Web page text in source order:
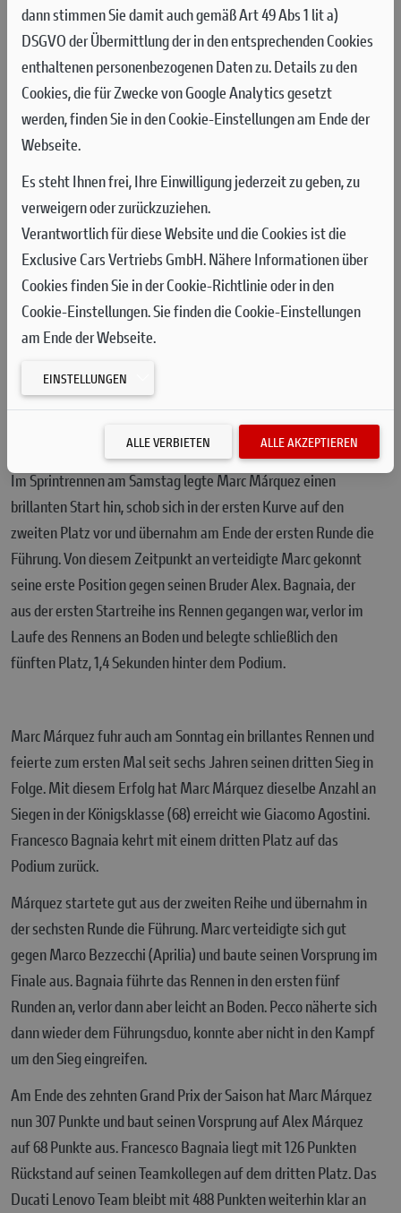
In einer Nachmittagssitzung, die von einer Reihe von Stürzen
und zwei Unterbrechungen durch rote Flaggen geprägt war,
schob sich Bagnaia fünf Minuten vor Schluss auf den ersten
Platz vor. Am Ende der Session landete er auf dem fünften
Platz, 0,254 Sekunden hinter der schnellsten Rundenzeit des
Tages. Márquez, der am Morgen die Zeitenliste angeführt
hatte, stürzte zweimal – einmal in jeder Sitzung – jedoch ohne
größere Folgen. Der zweite Sturz, der sich in der Schlussphase
des Trainings ereignete, nahm ihm die Chance auf einen letzten
Angriff auf die Bestzeit.
Im Qualifying kam Francesco Bagnaia der Zeit von Fabio
Quartararo (Yamaha), der sich wieder die Pole-Position holte,
bis auf 0,028 Sekunden nahe und sicherte sich damit den
ausgezeichneten zweiten Startplatz. Pecco fühlte sich deutlich
besser als bei allen bisherigen Rennen, wie er im Interview
danach betonte. Marc Márquez belegte Platz 4 und startete
somit nur aus Reihe 2 in beide Rennen.
Im Sprintrennen am Samstag legte Marc Márquez einen
brillanten Start hin, schob sich in der ersten Kurve auf den
zweiten Platz vor und übernahm am Ende der ersten Runde die
Führung. Von diesem Zeitpunkt an verteidigte Marc gekonnt
seine erste Position gegen seinen Bruder Alex. Bagnaia, der
aus der ersten Startreihe ins Rennen gegangen war, verlor im
Laufe des Rennens an Boden und belegte schließlich den
fünften Platz, 1,4 Sekunden hinter dem Podium.
Marc Márquez fuhr auch am Sonntag ein brillantes Rennen und
feierte zum ersten Mal seit sechs Jahren seinen dritten Sieg in
Folge. Mit diesem Erfolg hat Marc Márquez dieselbe Anzahl an
Siegen in der Königsklasse (68) erreicht wie Giacomo Agostini.
Francesco Bagnaia kehrt mit einem dritten Platz auf das
Podium zurück.
Márquez startete gut aus der zweiten Reihe und übernahm in
der sechsten Runde die Führung. Marc verteidigte sich gut
gegen Marco Bezzecchi (Aprilia) und baute seinen Vorsprung im
Finale aus. Bagnaia führte das Rennen in den ersten fünf
Runden an, verlor dann aber leicht an Boden. Pecco näherte sich
dann wieder dem Führungsduo, konnte aber nicht in den Kampf
um den Sieg eingreifen.
Am Ende des zehnten Grand Prix der Saison hat Marc Márquez
nun 307 Punkte und baut seinen Vorsprung auf Alex Márquez
auf 68 Punkte aus. Francesco Bagnaia liegt mit 126 Punkten
Rückstand auf seinen Teamkollegen auf dem dritten Platz. Das
Ducati Lenovo Team bleibt mit 488 Punkten weiterhin klar an
dann stimmen Sie damit auch gemäß Art 49 Abs 1 lit a)
DSGVO der Übermittlung der in den entsprechenden Cookies
enthaltenen personenbezogenen Daten zu. Details zu den
Cookies, die für Zwecke von Google Analytics gesetzt
werden, finden Sie in den Cookie-Einstellungen am Ende der
Webseite.
Es steht Ihnen frei, Ihre Einwilligung jederzeit zu geben, zu
verweigern oder zurückzuziehen.
Verantwortlich für diese Website und die Cookies ist die
Exclusive Cars Vertriebs GmbH. Nähere Informationen über
Cookies finden Sie in der Cookie-Richtlinie oder in den
Cookie-Einstellungen. Sie finden die Cookie-Einstellungen
am Ende der Webseite.
EINSTELLUNGEN
ALLE VERBIETEN ALLE AKZEPTIEREN